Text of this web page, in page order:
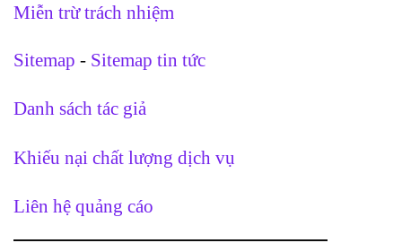
Miễn trừ trách nhiệm
Sitemap - Sitemap tin tức
Danh sách tác giả
Khiếu nại chất lượng dịch vụ
Liên hệ quảng cáo